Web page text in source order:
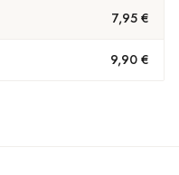
7,95 €
9,90 €